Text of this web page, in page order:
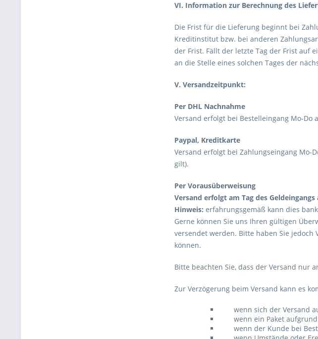
VI. Information zur Berechnung des
Die Frist für die Lieferung beginnt bei
Kreditinstitut bzw. bei anderen
der Frist. Fällt der letzte Tag der Frist auf
an die Stelle eines solchen Tages der
V. Versandzeitpunkt:
Per DHL Nachnahme
Versand erfolgt bei Bestelleingang Mo-Do
Paypal, Kreditkarte
Versand erfolgt bei Zahlungseingang Mo-
gilt).
Per Vorausüberweisung
Versand erfolgt am Tag des
Hinweis: erfahrungsgemäß kann dies
Gerne können Sie uns Ihren gültigen
versendet werden. Bitte haben Sie jedoch
können.
Bitte beachten Sie, dass der Versand nur
Zur Verzögerung beim Versand kann es
wenn sich der Versand
wenn ein Paket
wenn der Kunde bei